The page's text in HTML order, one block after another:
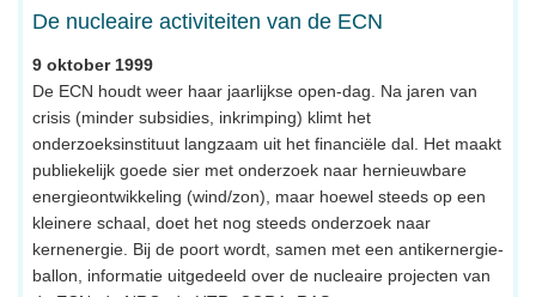
De nucleaire activiteiten van de ECN
9 oktober 1999
De ECN houdt weer haar jaarlijkse open-dag. Na jaren van
crisis (minder subsidies, inkrimping) klimt het
onderzoeksinstituut langzaam uit het financiële dal. Het maakt
publiekelijk goede sier met onderzoek naar hernieuwbare
energieontwikkeling (wind/zon), maar hoewel steeds op een
kleinere schaal, doet het nog steeds onderzoek naar
kernenergie. Bij de poort wordt, samen met een antikernergie-
ballon, informatie uitgedeeld over de nucleaire projecten van